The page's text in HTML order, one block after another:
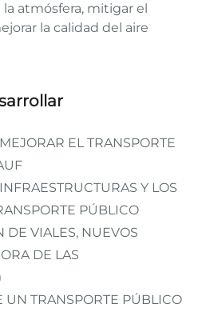
atmósfera, mitigar el
la calidad del aire
EL TRANSPORTE
Y LOS
PÚBLICO
DE VIALES, NUEVOS
DE LAS
UN TRANSPORTE PÚBLICO